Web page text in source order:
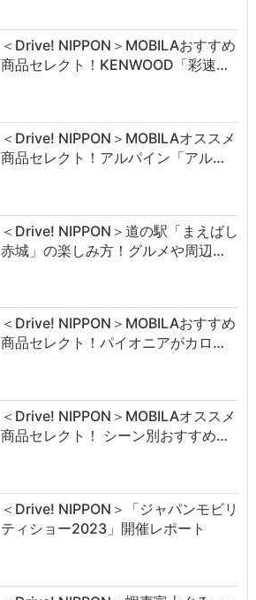
＜Drive! NIPPON＞MOBILAおすすめ
商品セレクト！KENWOOD「彩速…
＜Drive! NIPPON＞MOBILAオススメ
商品セレクト！アルパイン「アル…
＜Drive! NIPPON＞道の駅「まえばし
赤城」の楽しみ方！グルメや周辺…
＜Drive! NIPPON＞MOBILAおすすめ
商品セレクト！パイオニアがカロ…
＜Drive! NIPPON＞MOBILAオススメ
商品セレクト！ シーン別おすすめ…
＜Drive! NIPPON＞「ジャパンモビリ
ティショー2023」開催レポート